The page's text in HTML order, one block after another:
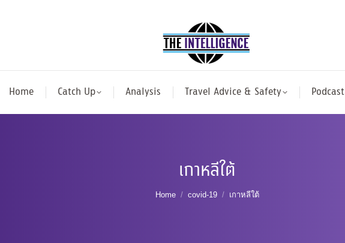
Home Catch Up Analysis Travel Advice & Safety Podcast
เกาหลีใต้
You are here:
Home covid-19 เกาหลีใต้